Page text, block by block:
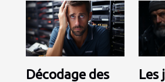
Décodage des
Les